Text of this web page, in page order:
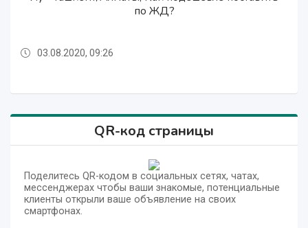
Маньчжурия--Ташкент
по ЖД?
Маньчжурия--Ташкент
по ЖД?
03.08.2020, 09:26
QR-код страницы
Поделитесь QR-кодом в социальных сетях, чатах,
мессенджерах чтобы ваши знакомые, потенциальные
клиенты открыли ваше объявление на своих
смартфонах.